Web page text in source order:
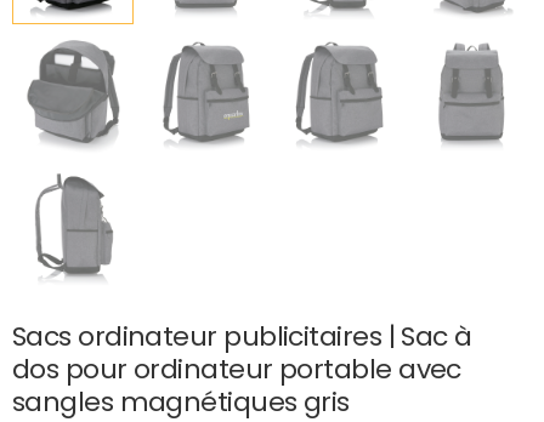
Sacs ordinateur publicitaires | Sac à
dos pour ordinateur portable avec
sangles magnétiques gris